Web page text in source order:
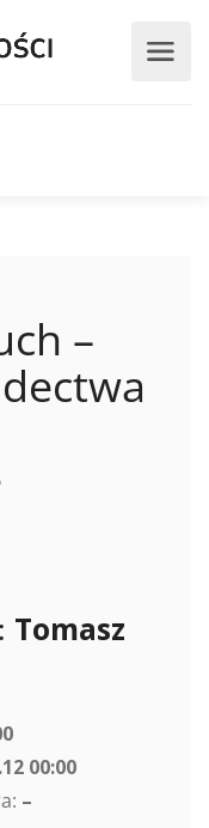
–
Tomasz
00:00
–